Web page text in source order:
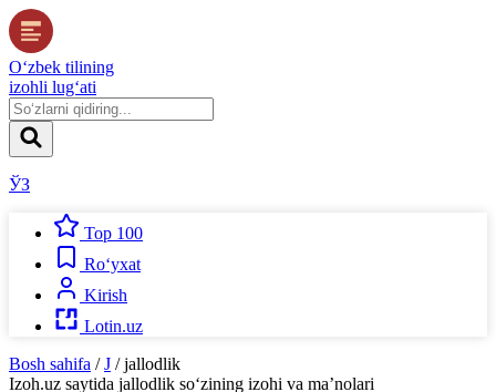
O‘zbek tilining
izohli lug‘ati
ЎЗ
Top 100
Ro‘yxat
Kirish
Lotin.uz
Bosh sahifa / J / jallodlik
Izoh.uz saytida jallodlik so‘zining izohi va ma’nolari